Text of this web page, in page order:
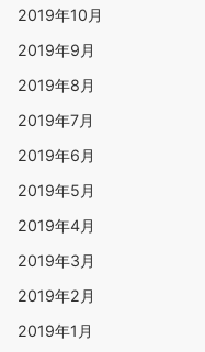
2019年10月
2019年9月
2019年8月
2019年7月
2019年6月
2019年5月
2019年4月
2019年3月
2019年2月
2019年1月